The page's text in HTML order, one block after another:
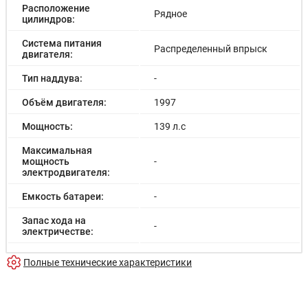
Расположение
цилиндров:
Рядное
Система питания
двигателя:
Распределенный впрыск
Тип наддува: -
Объём двигателя: 1997
Мощность: 139 л.с
Максимальная
мощность
электродвигателя:
-
Емкость батареи: -
Запас хода на
электричестве:
-
Время зарядки: -
Полные технические характеристики